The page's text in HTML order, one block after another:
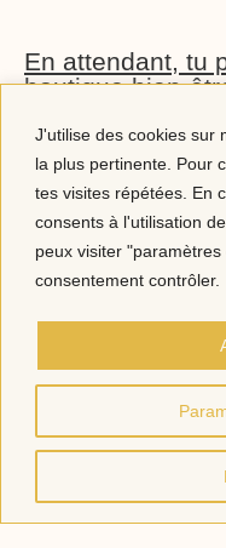
J'utilise des cookies sur
la plus pertinente. Pour
tes visites répétées. En
consents à l'utilisation
peux visiter
consentement contrôler.
En attendant, tu
boutique bien-
Bracelet énergétique «
de naissance »
29,00€
Noël